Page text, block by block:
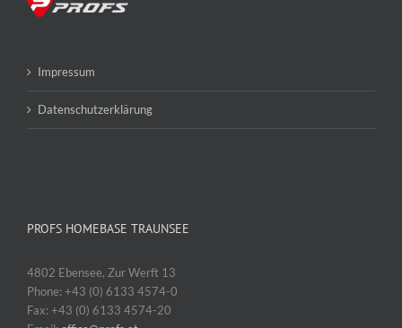
Impressum
Datenschutzerklärung
PROFS HOMEBASE TRAUNSEE
4802 Ebensee, Zur Werft 13
Phone: +43 (0) 6133 4574-0
Fax: +43 (0) 6133 4574-20